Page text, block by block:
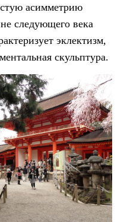
асимметрию
следующего века
эклектизм,
скульптура.